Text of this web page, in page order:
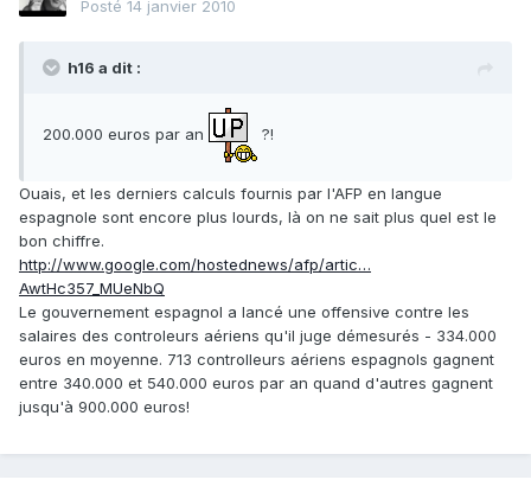
Posté 14 janvier 2010
h16 a dit :
200.000 euros par an ?!
Ouais, et les derniers calculs fournis par l'AFP en langue
espagnole sont encore plus lourds, là on ne sait plus quel est le
bon chiffre.
http://www.google.com/hostednews/afp/artic…
AwtHc357_MUeNbQ
Le gouvernement espagnol a lancé une offensive contre les
salaires des controleurs aériens qu'il juge démesurés - 334.000
euros en moyenne. 713 controlleurs aériens espagnols gagnent
entre 340.000 et 540.000 euros par an quand d'autres gagnent
jusqu'à 900.000 euros!